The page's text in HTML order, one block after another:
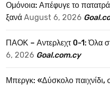
Ομόνοια: Απέφυγε το
ξανά August 6, 2026
ΠΑΟΚ – Αντερλεχτ 0-1: Όλα
6, 2026 Goal.com.cy
Μπεργκ: «Δύσκολο παιχνίδι,